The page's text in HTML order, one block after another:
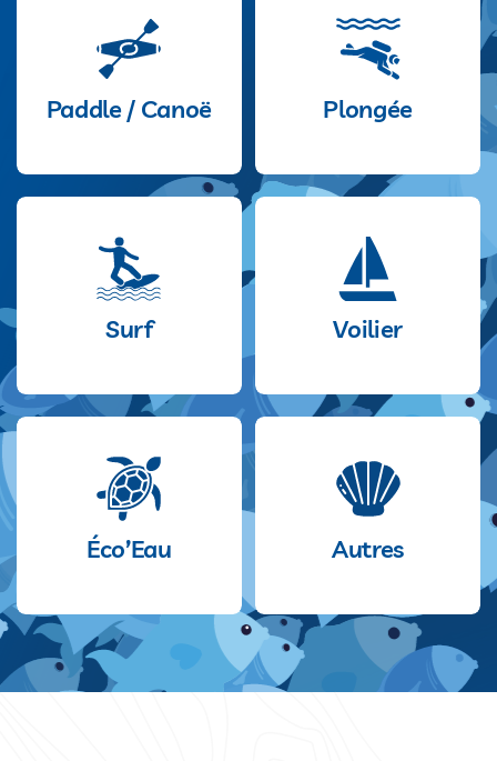
Paddle / Canoë Plongée
Surf Voilier
ÉCo’Eau Autres